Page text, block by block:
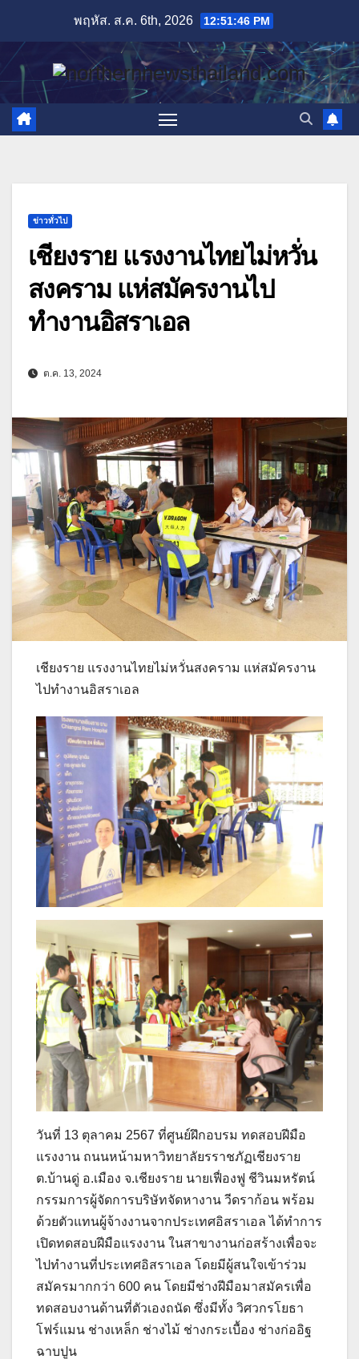
content
พฤหัส. ส.ค. 6th, 2026 12:51:47 PM
ข่าวทั่วไป
เชียงราย แรงงานไทยไม่หวั่น
สงคราม แห่สมัครงานไป
ทำงานอิสราเอล
ต.ค. 13, 2024
เชียงราย แรงงานไทยไม่หวั่นสงคราม แห่สมัครงาน
ไปทำงานอิสราเอล
วันที่ 13 ตุลาคม 2567 ที่ศูนย์ฝึกอบรม ทดสอบฝีมือ
แรงงาน ถนนหน้ามหาวิทยาลัยรราชภัฏเชียงราย
ต.บ้านดู่ อ.เมือง จ.เชียงราย นายเฟื่องฟู ชีวินมหรัตน์
กรรมการผู้จัดการบริษัทจัดหางาน วีดราก้อน พร้อม
ด้วยตัวแทนผู้จ้างงานจากประเทศอิสราเอล ได้ทำการ
เปิดทดสอบฝีมือแรงงาน ในสาขางานก่อสร้างเพื่อจะ
ไปทำงานที่ประเทศอิสราเอล โดยมีผู้สนใจเข้าร่วม
สมัครมากกว่า 600 คน โดยมีช่างฝีมือมาสมัครเพื่อ
ทดสอบงานด้านที่ตัวเองถนัด ซึ่งมีทั้ง วิศวกรโยธา
โฟร์แมน ช่างเหล็ก ช่างไม้ ช่างกระเบื้อง ช่างก่ออิฐ
ฉาบปูน